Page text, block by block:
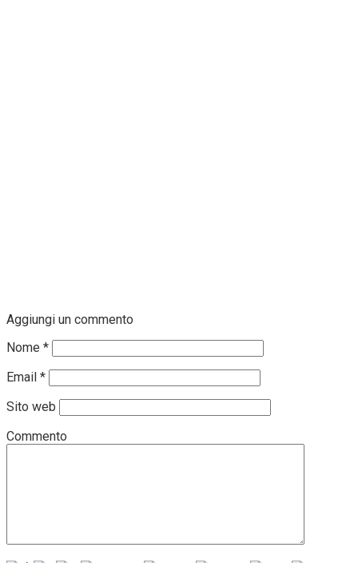
Aggiungi un commento
Nome *
Email *
Sito web
Commento